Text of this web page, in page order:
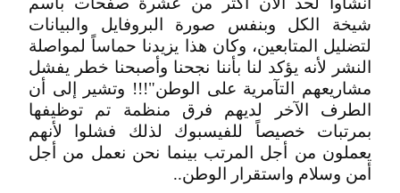
شيخة الكل وبنفس صورة البروفايل والبيانات
لتضليل المتابعين، وكان هذا يزيدنا حماساً لمواصلة
النشر لأنه يؤكد لنا بأننا نجحنا وأصبحنا خطر يفشل
مشاريعهم التآمرية على الوطن"!!! وتشير إلى أن
الطرف الآخر لديهم فرق منظمة تم توظيفها
بمرتبات خصيصاً للفيسبوك لذلك فشلوا لأنهم
يعملون من أجل المرتب بينما نحن نعمل من أجل
أمن وسلام واستقرار الوطن..